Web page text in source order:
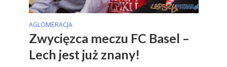
AGLOMERACJA
Zwycięzca meczu FC Basel –
Lech jest już znany!